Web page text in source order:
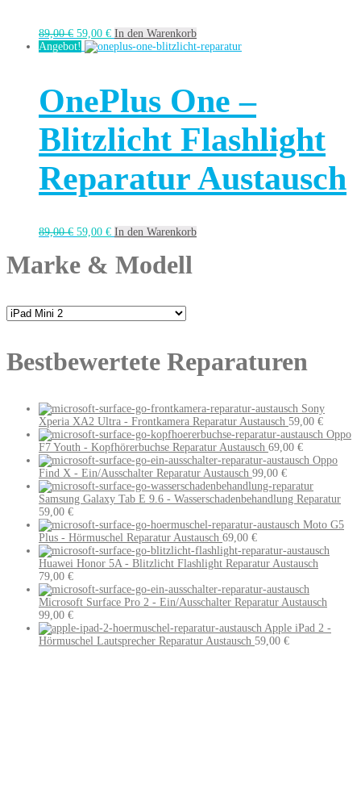
89,00€ 59,00 € In den Warenkorb
Angebot!
OnePlus One –
Blitzlicht Flashlight
Reparatur Austausch
89,00€ 59,00 € In den Warenkorb
Marke & Modell
Bestbewertete Reparaturen
Sony
Xperia XA2 Ultra - Frontkamera Reparatur Austausch 59,00 €
Oppo
F7 Youth - Kopfhörerbuchse Reparatur Austausch 69,00 €
Oppo
Find X - Ein/Ausschalter Reparatur Austausch 99,00 €
Samsung Galaxy Tab E 9.6 - Wasserschadenbehandlung Reparatur
59,00 €
Moto G5
Plus - Hörmuschel Reparatur Austausch 69,00 €
Huawei Honor 5A - Blitzlicht Flashlight Reparatur Austausch
79,00 €
Microsoft Surface Pro 2 - Ein/Ausschalter Reparatur Austausch
99,00 €
Apple iPad 2 -
Hörmuschel Lautsprecher Reparatur Austausch 59,00 €